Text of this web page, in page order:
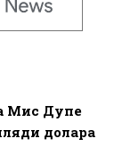
Мис Дупе
долара